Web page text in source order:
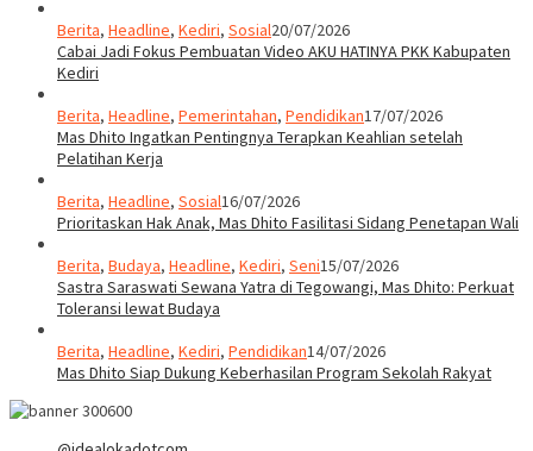
Berita, Headline, Kediri, Sosial20/07/2026
Cabai Jadi Fokus Pembuatan Video AKU HATINYA PKK Kabupaten
Kediri
Berita, Headline, Pemerintahan, Pendidikan17/07/2026
Mas Dhito Ingatkan Pentingnya Terapkan Keahlian setelah
Pelatihan Kerja
Berita, Headline, Sosial16/07/2026
Prioritaskan Hak Anak, Mas Dhito Fasilitasi Sidang Penetapan Wali
Berita, Budaya, Headline, Kediri, Seni15/07/2026
Sastra Saraswati Sewana Yatra di Tegowangi, Mas Dhito: Perkuat
Toleransi lewat Budaya
Berita, Headline, Kediri, Pendidikan14/07/2026
Mas Dhito Siap Dukung Keberhasilan Program Sekolah Rakyat